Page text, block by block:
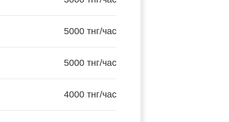
5000 тнг/час
5000 тнг/час
4000 тнг/час